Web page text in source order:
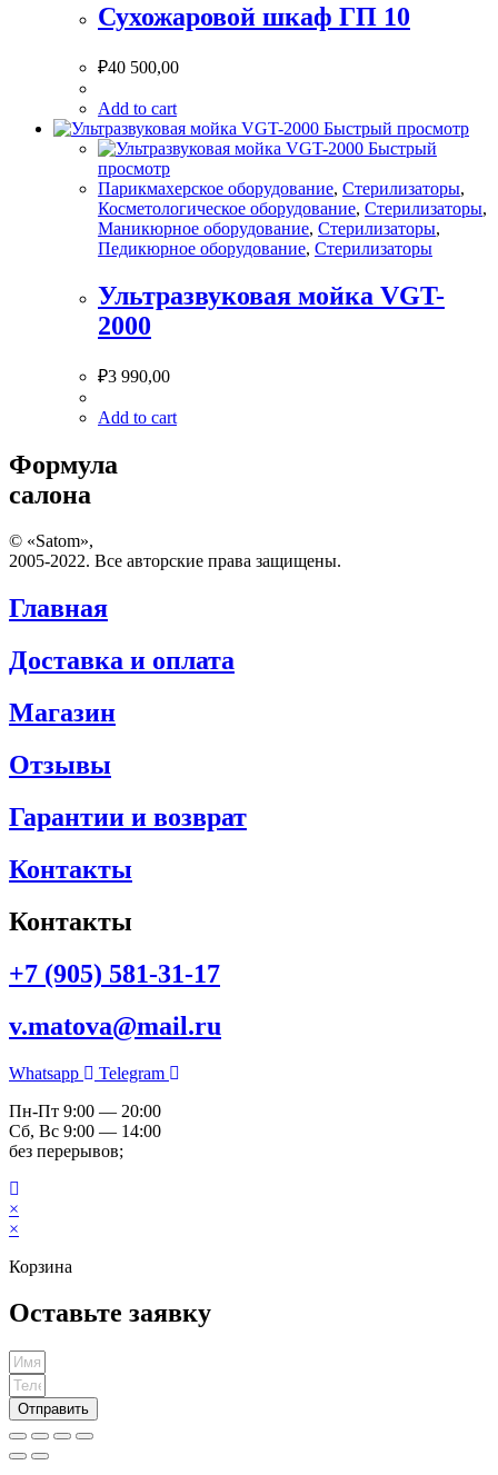
Сухожаровой шкаф ГП 10
₽40 500,00
Add to cart
Быстрый просмотр
Быстрый
просмотр
Парикмахерское оборудование, Стерилизаторы,
Косметологическое оборудование, Стерилизаторы,
Маникюрное оборудование, Стерилизаторы,
Педикюрное оборудование, Стерилизаторы
Ультразвуковая мойка VGT-
2000
₽3 990,00
Add to cart
Формула
салона
© «Satom»,
2005-2022. Все авторские права защищены.
Главная
Доставка и оплата
Магазин
Отзывы
Гарантии и возврат
Контакты
Контакты
+7 (905) 581-31-17
v.matova@mail.ru
Whatsapp
Telegram
Пн-Пт 9:00 — 20:00
Сб, Вс 9:00 — 14:00
без перерывов;
×
×
Корзина
Оставьте заявку
Отправить